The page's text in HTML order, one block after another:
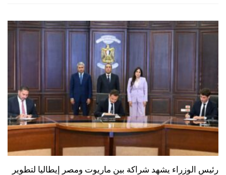
رئيس الوزراء يشهد شراكة بين ماريوت ومصر إيطاليا لتطوير